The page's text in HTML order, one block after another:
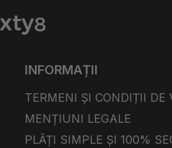
INFORMAȚII
TERMENI ȘI CONDIȚII DE
MENȚIUNI LEGALE
PLĂȚI SIMPLE ȘI 100%